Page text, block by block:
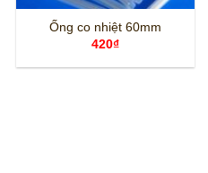
Ống co nhiệt 60mm
420₫